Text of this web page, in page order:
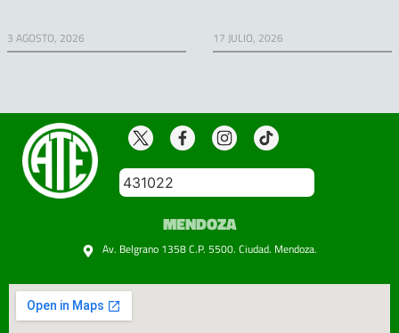
3 AGOSTO, 2026 17 JULIO, 2026
431022
MENDOZA
Av. Belgrano 1358 C.P. 5500. Ciudad. Mendoza.